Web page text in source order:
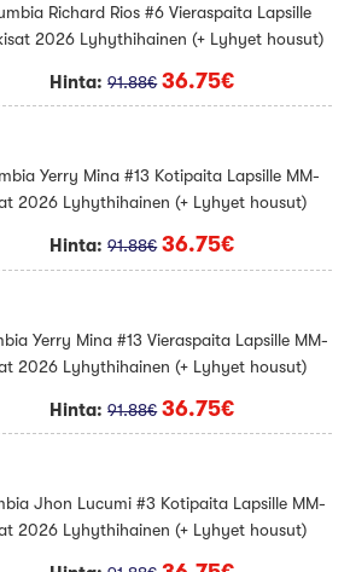
Richard Rios #6 Vieraspaita Lapsille
2026 Lyhythihainen (+ Lyhyet housut)
Hinta:91.88€ 36.75€
Yerry Mina #13 Kotipaita Lapsille MM-
2026 Lyhythihainen (+ Lyhyet housut)
Hinta:91.88€ 36.75€
Yerry Mina #13 Vieraspaita Lapsille MM-
2026 Lyhythihainen (+ Lyhyet housut)
Hinta:91.88€ 36.75€
Jhon Lucumi #3 Kotipaita Lapsille MM-
2026 Lyhythihainen (+ Lyhyet housut)